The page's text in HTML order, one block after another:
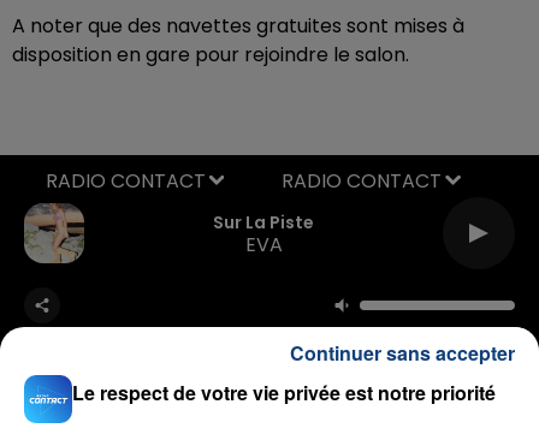
A noter que des navettes gratuites sont mises à
disposition en gare pour rejoindre le salon.
Sur La Piste
EVA
RADIO CONTACT
Le respect de votre vie privée est notre priorité
Continuer sans accepter